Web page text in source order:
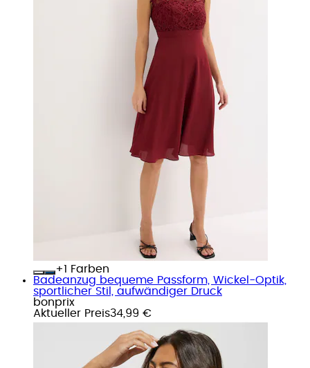
+
Farben
Badeanzug bequeme Passform, Wickel-Optik,
sportlicher Stil, aufwändiger Druck
bonprix
Aktueller Preis34,99 €